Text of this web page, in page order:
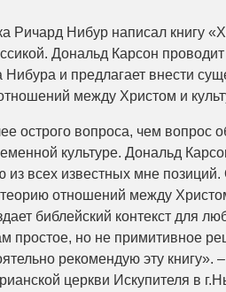
Ричард Нибур написал книгу
Дональд Карсон проводит
Нибура и предлагает внести
между Христом и
острого вопроса, чем вопрос
культуре. Дональд
всех известных мне
теорию отношений между
библейский контекст для
простое, но не примитивное
рекомендую эту книгу».
церкви Искупителя в